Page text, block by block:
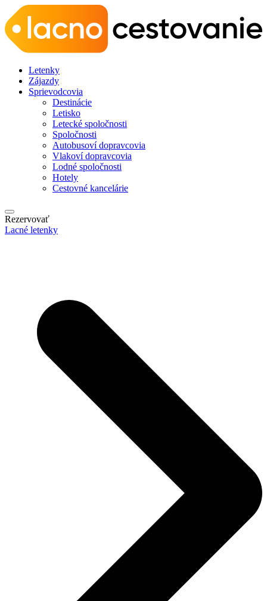
Letenky
Zájazdy
Sprievodcovia
Destinácie
Letisko
Letecké spoločnosti
Spoločnosti
Autobusoví dopravcovia
Vlakoví dopravcovia
Lodné spoločnosti
Hotely
Cestovné kancelárie
Rezervovať
Lacné letenky